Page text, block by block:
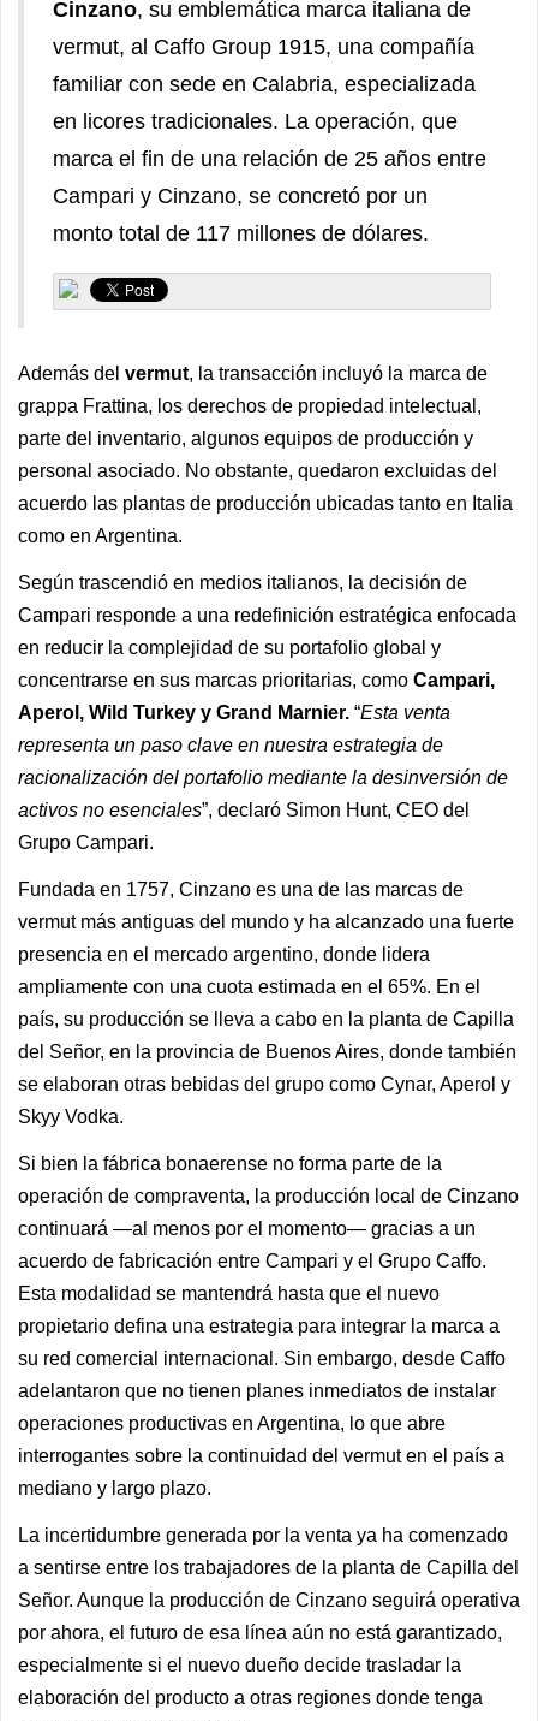
Cinzano, su emblemática marca italiana de
vermut, al Caffo Group 1915, una compañía
familiar con sede en Calabria, especializada
en licores tradicionales. La operación, que
marca el fin de una relación de 25 años entre
Campari y Cinzano, se concretó por un
monto total de 117 millones de dólares.
Además del vermut, la transacción incluyó la marca de
grappa Frattina, los derechos de propiedad intelectual,
parte del inventario, algunos equipos de producción y
personal asociado. No obstante, quedaron excluidas del
acuerdo las plantas de producción ubicadas tanto en Italia
como en Argentina.
Según trascendió en medios italianos, la decisión de
Campari responde a una redefinición estratégica enfocada
en reducir la complejidad de su portafolio global y
concentrarse en sus marcas prioritarias, como Campari,
Aperol, Wild Turkey y Grand Marnier. “Esta venta
representa un paso clave en nuestra estrategia de
racionalización del portafolio mediante la desinversión de
activos no esenciales”, declaró Simon Hunt, CEO del
Grupo Campari.
Fundada en 1757, Cinzano es una de las marcas de
vermut más antiguas del mundo y ha alcanzado una fuerte
presencia en el mercado argentino, donde lidera
ampliamente con una cuota estimada en el 65%. En el
país, su producción se lleva a cabo en la planta de Capilla
del Señor, en la provincia de Buenos Aires, donde también
se elaboran otras bebidas del grupo como Cynar, Aperol y
Skyy Vodka.
Si bien la fábrica bonaerense no forma parte de la
operación de compraventa, la producción local de Cinzano
continuará —al menos por el momento— gracias a un
acuerdo de fabricación entre Campari y el Grupo Caffo.
Esta modalidad se mantendrá hasta que el nuevo
propietario defina una estrategia para integrar la marca a
su red comercial internacional. Sin embargo, desde Caffo
adelantaron que no tienen planes inmediatos de instalar
operaciones productivas en Argentina, lo que abre
interrogantes sobre la continuidad del vermut en el país a
mediano y largo plazo.
La incertidumbre generada por la venta ya ha comenzado
a sentirse entre los trabajadores de la planta de Capilla del
Señor. Aunque la producción de Cinzano seguirá operativa
por ahora, el futuro de esa línea aún no está garantizado,
especialmente si el nuevo dueño decide trasladar la
elaboración del producto a otras regiones donde tenga